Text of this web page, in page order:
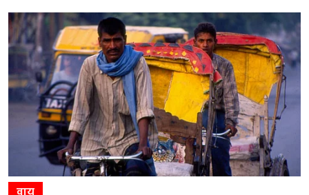
वायु